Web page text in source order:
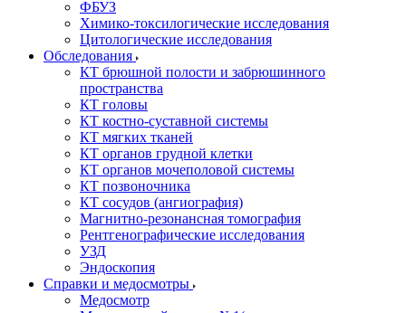
ФБУЗ
Химико-токсилогические исследования
Цитологические исследования
Обследования
КТ брюшной полости и забрюшинного
пространства
КТ головы
КТ костно-суставной системы
КТ мягких тканей
КТ органов грудной клетки
КТ органов мочеполовой системы
КТ позвоночника
КТ сосудов (ангиография)
Магнитно-резонансная томография
Рентгенографические исследования
УЗД
Эндоскопия
Справки и медосмотры
Медосмотр